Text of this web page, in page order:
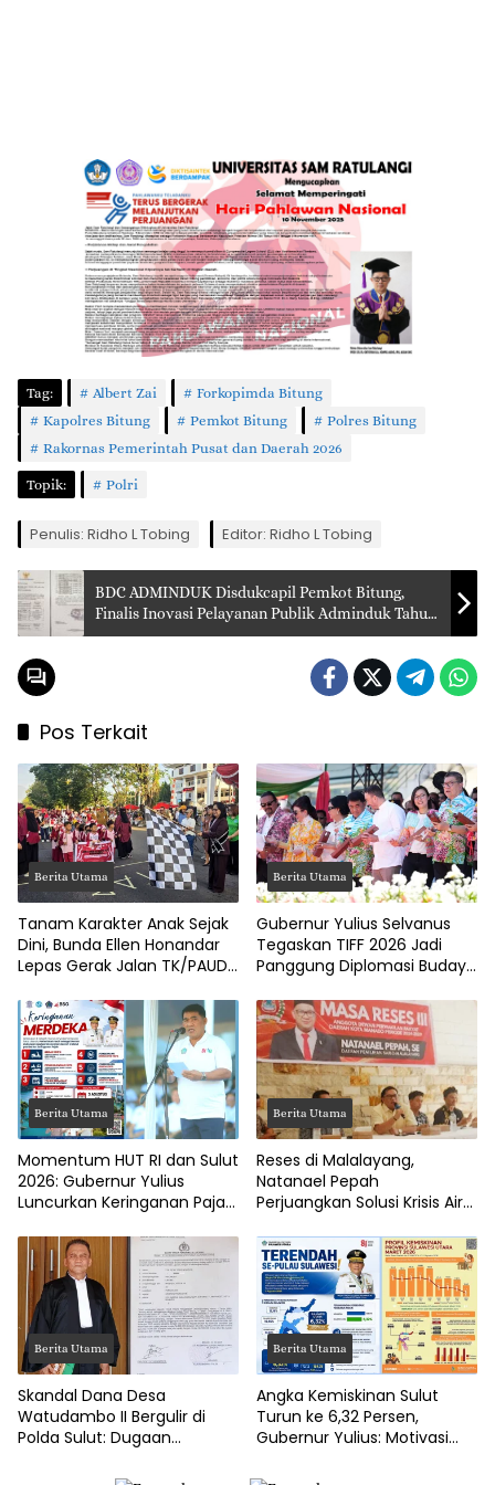
Tag: Albert Zai
Forkopimda Bitung
Kapolres Bitung
Pemkot Bitung
Polres Bitung
Rakornas Pemerintah Pusat dan Daerah 2026
Topik: Polri
Penulis: Ridho L Tobing Editor: Ridho L Tobing
BDC ADMINDUK Disdukcapil Pemkot Bitung,
Finalis Inovasi Pelayanan Publik Adminduk Tahun
2026
Pos Terkait
Berita Utama
Tanam Karakter Anak Sejak
Dini, Bunda Ellen Honandar
Lepas Gerak Jalan TK/PAUD
Berita Utama
Gubernur Yulius Selvanus
Tegaskan TIFF 2026 Jadi
Panggung Diplomasi Budaya
Berita Utama
Momentum HUT RI dan Sulut
2026: Gubernur Yulius
Luncurkan Keringanan Pajak
Berita Utama
Reses di Malalayang,
Natanael Pepah
Perjuangkan Solusi Krisis Air
DPRD Manado
Berita Utama
Skandal Dana Desa
Watudambo II Bergulir di
Polda Sulut: Dugaan
Hingga Jalan Tani Rp214
Berita Utama
Angka Kemiskinan Sulut
Turun ke 6,32 Persen,
Gubernur Yulius: Motivasi